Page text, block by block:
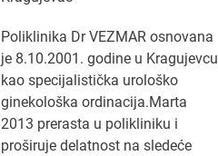
Poliklinika Dr VEZMAR osnovana
je 8.10.2001. godine u Kragujevcu
kao specijalistička urološko
ginekološka ordinacija.Marta
2013 prerasta u polikliniku i
proširuje delatnost na sledeće